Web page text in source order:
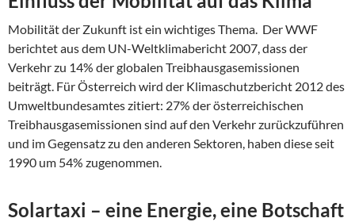
Mobilität der Zukunft ist ein wichtiges Thema. Der WWF
berichtet aus dem UN-Weltklimabericht 2007, dass der
Verkehr zu 14% der globalen Treibhausgasemissionen
beiträgt. Für Österreich wird der Klimaschutzbericht 2012 des
Umweltbundesamtes zitiert: 27% der österreichischen
Treibhausgasemissionen sind auf den Verkehr zurückzuführen
und im Gegensatz zu den anderen Sektoren, haben diese seit
1990 um 54% zugenommen.
Solartaxi – eine Energie, eine Botschaft